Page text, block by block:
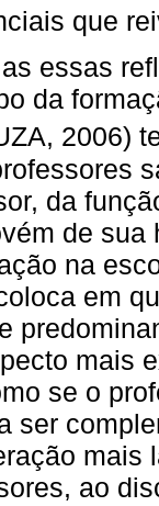
que
essas
da
2006)
da
de
na
em
mais
se o
ser
mais
ao